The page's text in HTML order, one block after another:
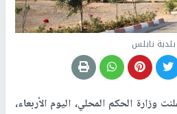
بلدية نابلس
وزارة الحكم المحلي، اليوم الأربعاء،